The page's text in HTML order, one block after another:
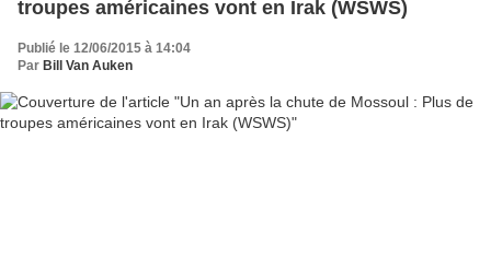
troupes américaines vont en Irak (WSWS)
Publié le 12/06/2015 à 14:04
Par Bill Van Auken